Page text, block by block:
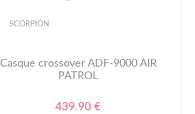
SCORPION
Casque crossover ADF-9000 AIR
PATROL
439.90 €